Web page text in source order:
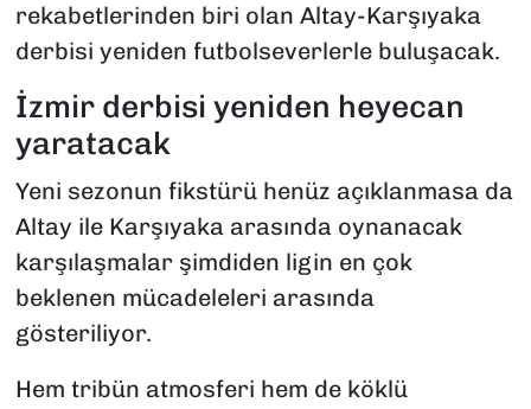
rekabetlerinden biri olan Altay-Karşıyaka
derbisi yeniden futbolseverlerle buluşacak.
İzmir derbisi yeniden heyecan
yaratacak
Yeni sezonun fikstürü henüz açıklanmasa da
Altay ile Karşıyaka arasında oynanacak
karşılaşmalar şimdiden ligin en çok
beklenen mücadeleleri arasında
gösteriliyor.
Hem tribün atmosferi hem de köklü